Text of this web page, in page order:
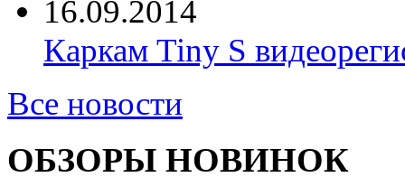
16.09.2014
Каркам Tiny S
Все новости
ОБЗОРЫ НОВИНОК